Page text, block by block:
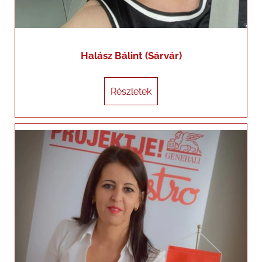
Részletek
Halász Bálint (Sárvár)
Részletek
Holpert Angyalka (Vas megye)
+36203443008
profigeneraciokft@generalimail.hu